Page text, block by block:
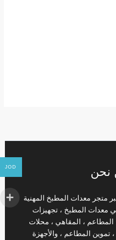
نحن
معدات المطبخ المهنية
معدات المطبخ ، تجهيزات
المطاعم ، المقاهي ، محلات
تموين المطاعم ، والأجهزة
JOD